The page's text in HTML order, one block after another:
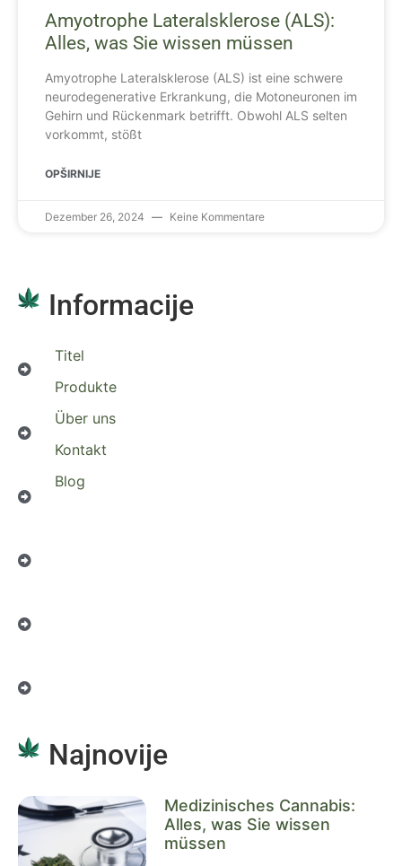
Amyotrophe Lateralsklerose (ALS):
Alles, was Sie wissen müssen
Amyotrophe Lateralsklerose (ALS) ist eine schwere
neurodegenerative Erkrankung, die Motoneuronen im
Gehirn und Rückenmark betrifft. Obwohl ALS selten
vorkommt, stößt
OPŠIRNIJE
Dezember 26, 2024 Keine Kommentare
Informacije
Titel
Produkte
Über uns
Kontakt
Blog
Najnovije
Medizinisches Cannabis:
Alles, was Sie wissen
müssen